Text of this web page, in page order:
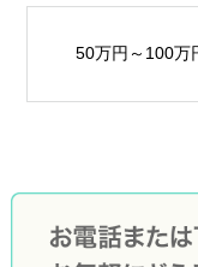
50万円～100万